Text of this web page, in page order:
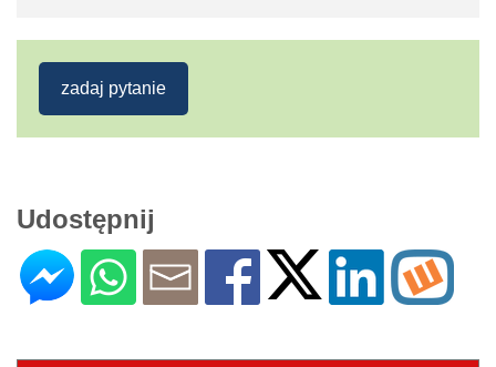
zadaj pytanie
Udostępnij